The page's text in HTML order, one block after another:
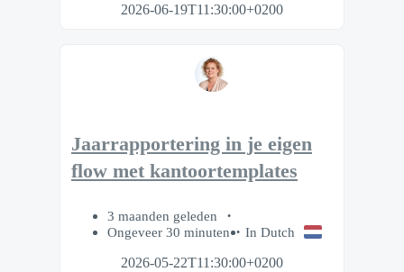
2026-06-19T11:30:00+0200
Jaarrapportering in je eigen
flow met kantoortemplates
3 maanden geleden
Ongeveer 30 minuten
In Dutch
2026-05-22T11:30:00+0200